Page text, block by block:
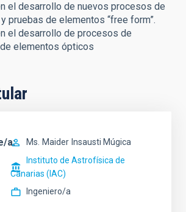
el desarrollo de nuevos procesos de
pruebas de elementos “free form”.
el desarrollo de procesos de
elementos ópticos
a Ms. Maider Insausti Múgica
Instituto de Astrofísica de
Canarias (IAC)
Ingeniero/a